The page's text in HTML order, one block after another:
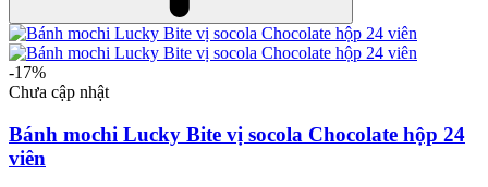
-17%
Chưa cập nhật
Bánh mochi Lucky Bite vị socola Chocolate hộp 24
viên